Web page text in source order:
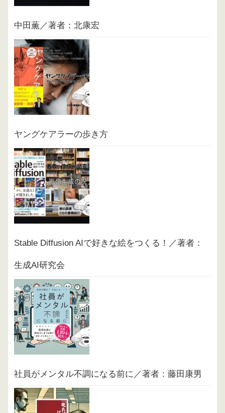
中田薫／著者：北康宏
ヤングケアラーの歩き方
Stable Diffusion AIで好きな絵をつくる！／著者：
生成AI研究会
社員がメンタル不調になる前に／著者：藤田康男